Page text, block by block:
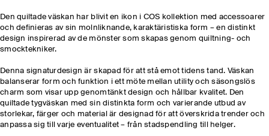
Den quiltade väskan har blivit en ikon i COS kollektion med accessoarer
och definieras av sin molnliknande, karaktäristiska form – en distinkt
design inspirerad av de mönster som skapas genom quiltning- och
smocktekniker.
Denna signaturdesign är skapad för att stå emot tidens tand. Väskan
balanserar form och funktion i ett möte mellan utility och säsongslös
charm som visar upp genomtänkt design och hållbar kvalitet. Den
quiltade tygväskan med sin distinkta form och varierande utbud av
storlekar, färger och material är designad för att överskrida trender och
anpassa sig till varje eventualitet – från stadspendling till helger.